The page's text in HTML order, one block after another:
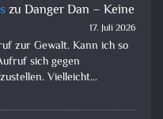
zu Danger Dan – Keine
17. Juli 2026
zur Gewalt. Kann ich so
sich gegen
Vielleicht…